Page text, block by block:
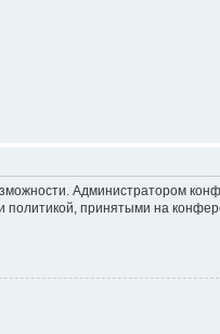
Администратором
политикой, принятыми на